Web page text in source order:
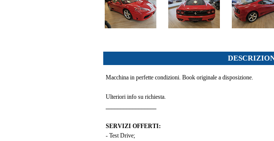
Macchina in perfette condizioni. Book originale a disposizione.
Ulteriori info su richiesta.
SERVIZI OFFERTI:
- Test Drive;